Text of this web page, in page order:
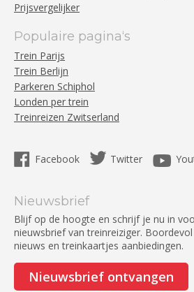
Prijsvergelijker
Populaire pagina‘s
Trein Parijs
Trein Berlijn
Parkeren Schiphol
Londen per trein
Treinreizen Zwitserland
Facebook Twitter
Nieuwsbrief
Blijf op de hoogte en schrijf je nu in
nieuwsbrief van treinreiziger. Boordevol
nieuws en treinkaartjes aanbiedingen.
Nieuwsbrief ontvangen